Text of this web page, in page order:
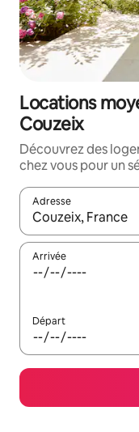
Locations
Couzeix
Découvrez des
chez vous pour un
Adresse
Lorsque les
Arrivée
Départ